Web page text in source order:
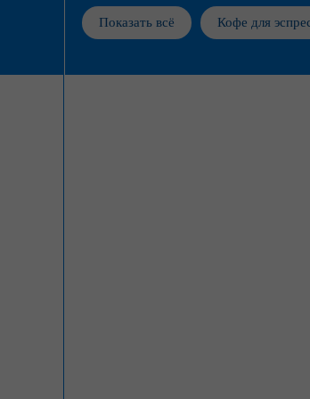
Показать всё Кофе для